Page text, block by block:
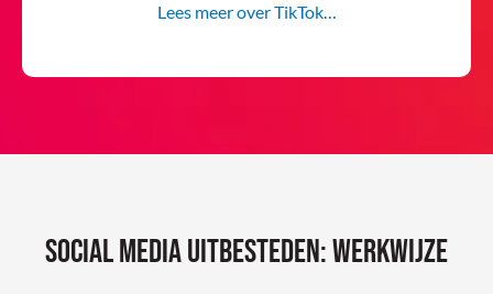
Lees meer over TikTok…
Social media uitbesteden: werkwijze